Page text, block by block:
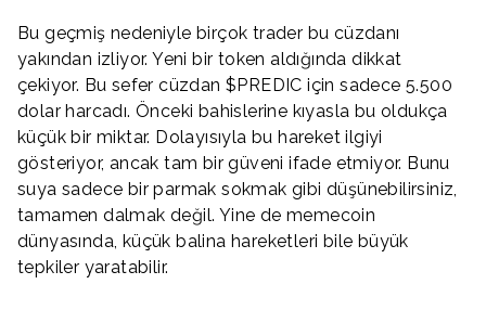
Bu geçmiş nedeniyle birçok trader bu cüzdanı
yakından izliyor. Yeni bir token aldığında dikkat
çekiyor. Bu sefer cüzdan $PREDIC için sadece 5.500
dolar harcadı. Önceki bahislerine kıyasla bu oldukça
küçük bir miktar. Dolayısıyla bu hareket ilgiyi
gösteriyor, ancak tam bir güveni ifade etmiyor. Bunu
suya sadece bir parmak sokmak gibi düşünebilirsiniz,
tamamen dalmak değil. Yine de memecoin
dünyasında, küçük balina hareketleri bile büyük
tepkiler yaratabilir.